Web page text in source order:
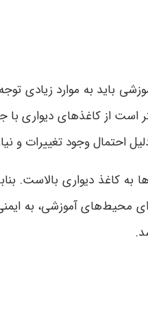
باید به موارد زیادی
بهتر است از کاغذهای
احتمال وجود تغییرات و
کاغذ دیواری بالاست.
محیط‌های آموزشی، به